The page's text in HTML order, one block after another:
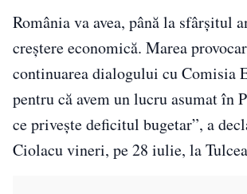
România va avea, până la sfârşitul
creştere economică. Marea
continuarea dialogului cu Comisia
pentru că avem un lucru asumat în
ce priveşte deficitul bugetar”, a
Ciolacu vineri, pe 28 iulie, la